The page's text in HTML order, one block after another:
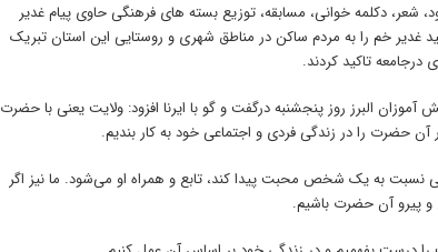
شعر، دکلمه خوانی، مسابقه، توزیع بسته های فرهنگی حاوی پیام غدیر
غدیر خم را به مردم ساکن در مناطق شهری و روستایی این استان تبریک
درجامعه تاکید کردند.
البرز روز پنجشنبه درگفت و گو با ایرنا افزود: ولایت یعنی با حضرت
حضرت را در زندگی فردی و اجتماعی خود به کار بندیم.
به یک شخص محبت پیدا کند، تابع و همراه او می‌شود. ما نیز اگر
و پیرو آن حضرت باشیم.